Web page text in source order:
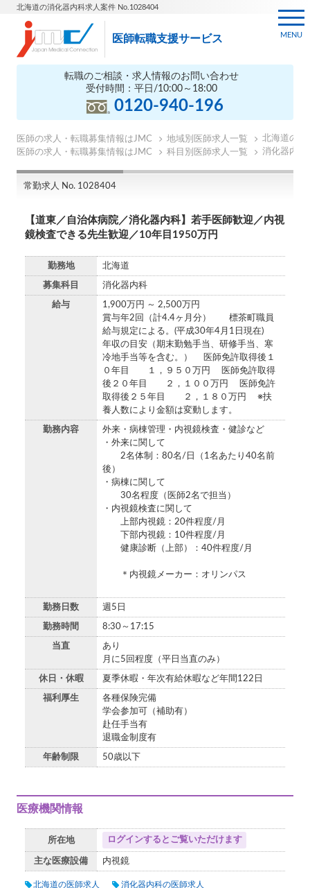
北海道の消化器内科求人案件 No.1028404
医師転職支援サービス
転職のご相談・求人情報のお問い合わせ
受付時間：平日/10:00～18:00
0120-940-196
MENU
医師の求人・転職募集情報はJMC 地域別医師求人一覧
北海道の医
医師の求人・転職募集情報はJMC
科目別医師求人一覧 消化器内科
常勤求人 No. 1028404
【道東／自治体病院／消化器内科】若手医師歓迎／内視
鏡検査できる先生歓迎／10年目1950万円
勤務地 北海道
募集科目 消化器内科
給与
1,900万円 ～ 2,500万円
賞与年2回（計4.4ヶ月分） 標茶町職員
給与規定による。(平成30年4月1日現在)
年収の目安（期末勤勉手当、研修手当、寒
冷地手当等を含む。） 医師免許取得後１
０年目 １，９５０万円 医師免許取得
後２０年目 ２，１００万円 医師免許
取得後２５年目 ２，１８０万円 ※扶
養人数により金額は変動します。
勤務内容
外来・病棟管理・内視鏡検査・健診など
・外来に関して
2名体制：80名/日（1名あたり40名前
後）
・病棟に関して
30名程度（医師2名で担当）
・内視鏡検査に関して
上部内視鏡：20件程度/月
下部内視鏡：10件程度/月
健康診断（上部）：40件程度/月
＊内視鏡メーカー：オリンパス
勤務日数 週5日
勤務時間 8:30～17:15
当直
あり
月に5回程度（平日当直のみ）
休日・休暇 夏季休暇・年次有給休暇など年間122日
福利厚生
各種保険完備
学会参加可（補助有）
赴任手当有
退職金制度有
年齢制限 50歳以下
医療機関情報
所在地 ログインするとご覧いただけます
主な医療設備 内視鏡
北海道の医師求人 消化器内科の医師求人